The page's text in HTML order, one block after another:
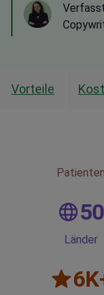
Vorteile
50
Länder
6